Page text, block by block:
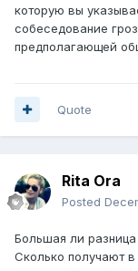
которую вы
собеседование
предполагающей
Quote
Rita Ora
Posted
Большая ли
Сколько получают